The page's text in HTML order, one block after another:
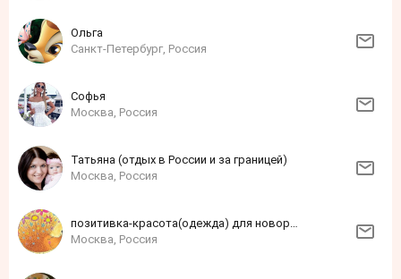
Ольга
Санкт-Петербург, Россия
Софья
Москва, Россия
Татьяна (отдых в России и за границей)
Москва, Россия
позитивка-красота(одежда) для новорожденных
Москва, Россия